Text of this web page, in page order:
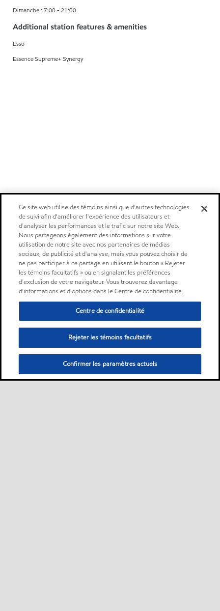
Dimanche : 7:00 - 21:00
Additional station features & amenities
Esso
Essence Supreme+ Synergy
Ce site web utilise des témoins ainsi que d'autres technologies
de suivi afin d'améliorer l'expérience des utilisateurs et
d'analyser les performances et le trafic sur notre site Web.
Nous partageons également des informations sur votre
utilisation de notre site avec nos partenaires de médias
sociaux, de publicité et d'analyse, mais vous pouvez choisir de
ne pas participer à ce partage en utilisant le bouton « Rejeter
les témoins facultatifs » ou en signalant les préférences
d'exclusion de votre navigateur. Vous trouverez davantage
d'informations et d'options dans le Centre de confidentialité.
Centre de confidentialité
Rejeter les témoins facultatifs
Confirmer les paramètres actuels